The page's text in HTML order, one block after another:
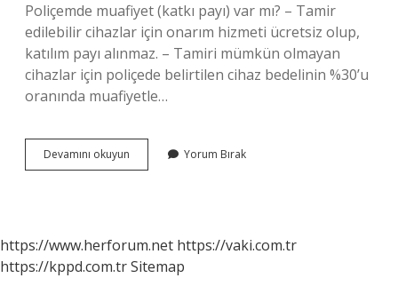
Poliçemde muafiyet (katkı payı) var mı? – Tamir
edilebilir cihazlar için onarım hizmeti ücretsiz olup,
katılım payı alınmaz. – Tamiri mümkün olmayan
cihazlar için poliçede belirtilen cihaz bedelinin %30’u
oranında muafiyetle…
Devamını okuyun Trendyol
Kuryelerin
Yorum Bırak
https://www.herforum.net https://vaki.com.tr
https://kppd.com.trSitemap